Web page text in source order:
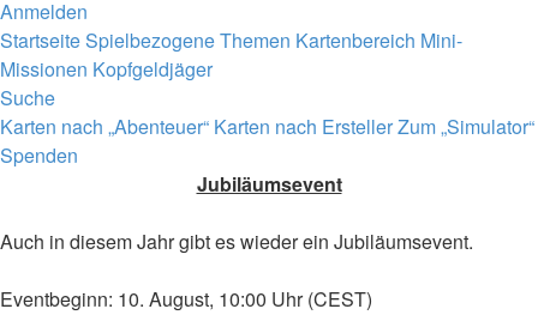
Anmelden
StartseiteSpielbezogene Themen Kartenbereich Mini-
Missionen Kopfgeldjäger
Suche
Karten nach „Abenteuer“ Karten nach ErstellerZum „Simulator“
Spenden
Jubiläumsevent
Auch in diesem Jahr gibt es wieder ein Jubiläumsevent.
Eventbeginn: 10. August, 10:00 Uhr (CEST)